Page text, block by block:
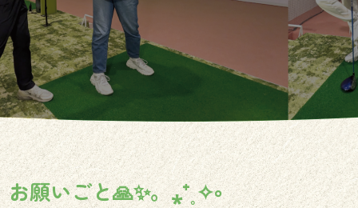
お願いごと🙏✨。⁎⁺˳✧༚